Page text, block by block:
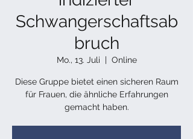
Schwangerschaftsab
bruch
Mo., 13. Juli
  |
Online
​Diese Gruppe bietet einen sicheren Raum
für Frauen, die ähnliche Erfahrungen
gemacht haben.